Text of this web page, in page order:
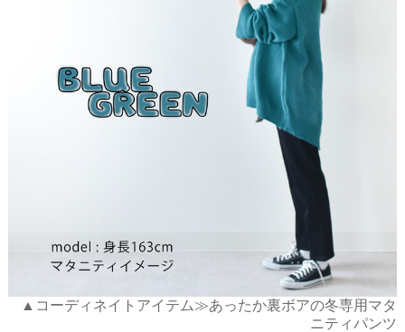
▲コーディネイトアイテム≫あったか裏ボアの冬専用マタ
ニティパンツ